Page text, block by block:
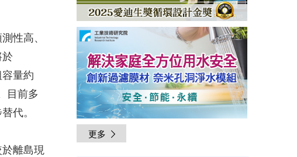
性高、
量約
目前多
代。
離島現
更多